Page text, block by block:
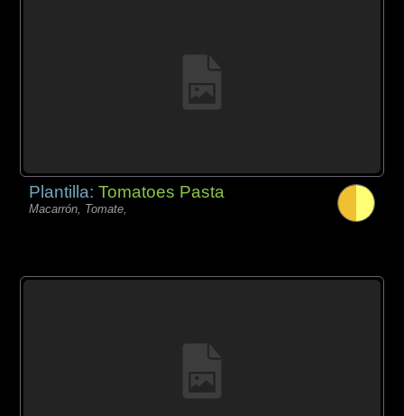
Plantilla:Tomatoes Pasta
Macarrón, Tomate,